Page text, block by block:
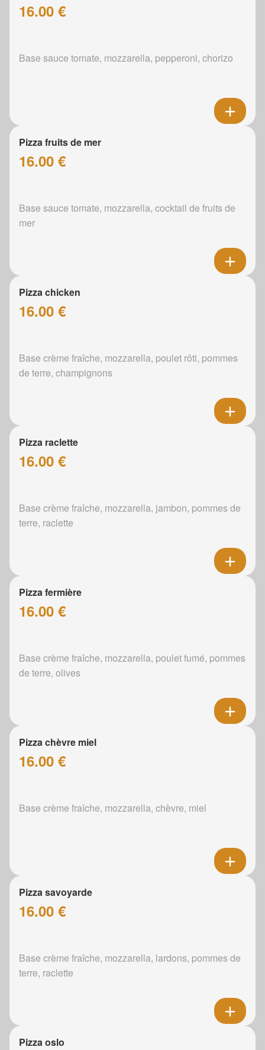
16.00 €
Base sauce tomate, mozzarella, pepperoni, chorizo
Pizza fruits de mer
16.00 €
Base sauce tomate, mozzarella, cocktail de fruits de
mer
Pizza chicken
16.00 €
Base crème fraîche, mozzarella, poulet rôti, pommes
de terre, champignons
Pizza raclette
16.00 €
Base crème fraîche, mozzarella, jambon, pommes de
terre, raclette
Pizza fermière
16.00 €
Base crème fraîche, mozzarella, poulet fumé, pommes
de terre, olives
Pizza chèvre miel
16.00 €
Base crème fraîche, mozzarella, chèvre, miel
Pizza savoyarde
16.00 €
Base crème fraîche, mozzarella, lardons, pommes de
terre, raclette
Pizza oslo